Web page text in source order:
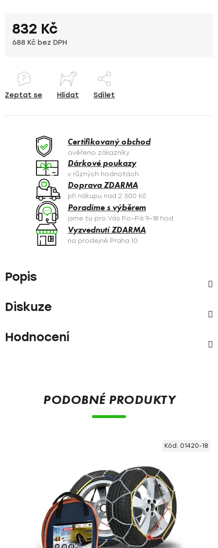
832 Kč
688 Kč bez DPH
Zeptat se Hlídat Sdílet
Certifikovaný obchod
ověřeno zákazníky
Dárkové poukazy
v různých hodnotách
Doprava ZDARMA
při nákupu nad 2 500 Kč
Poradíme s výběrem
jsme tu pro Vás Po–Pá 9–18 hod.
Vyzvednutí ZDARMA
na prodejně Praha 10
Popis
Diskuze
Hodnocení
PODOBNÉ PRODUKTY
Kód: 01420-18